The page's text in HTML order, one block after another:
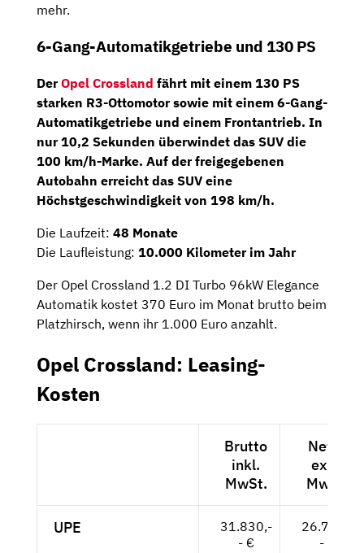
mehr.
6-Gang-Automatikgetriebe und 130 PS
DerOpel Crossland fährt mit einem 130 PS
starken R3-Ottomotorsowie mit einem 6-Gang-
Automatikgetriebe und einem Frontantrieb. In
nur 10,2 Sekunden überwindet das SUV die
100 km/h-Marke. Auf der freigegebenen
Autobahn erreicht das SUV eine
Höchstgeschwindigkeit von 198 km/h.
Die Laufzeit: 48 Monate
Die Laufleistung: 10.000 Kilometer im Jahr
Der Opel Crossland 1.2 DI Turbo 96kW Elegance
Automatik kostet 370 Euro im Monat brutto beim
Platzhirsch, wenn ihr 1.000 Euro anzahlt.
Opel Crossland: Leasing-
Kosten
Brutto
inkl.
MwSt.
Netto
exkl.
MwSt.
UPE
31.830,-
- €
26.748,-
- €